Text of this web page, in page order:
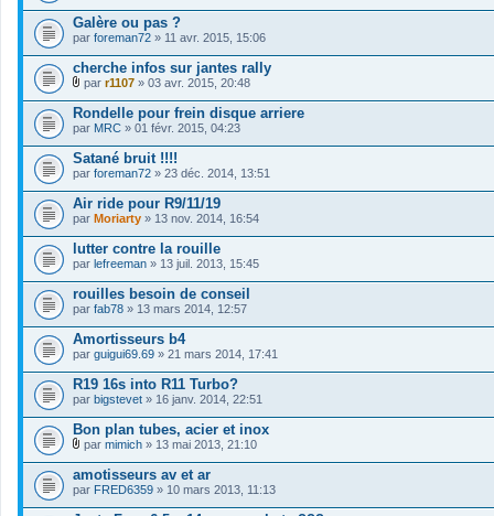
Galère ou pas ?
par foreman72 » 11 avr. 2015, 15:06
cherche infos sur jantes rally
F
i
c
h
i
e
r
s
)
j
o
i
n
t
(
s
par r1107 » 03 avr. 2015, 20:48
Rondelle pour frein disque arriere
par MRC » 01 févr. 2015, 04:23
Satané bruit !!!!
par foreman72 » 23 déc. 2014, 13:51
Air ride pour R9/11/19
par Moriarty » 13 nov. 2014, 16:54
lutter contre la rouille
par lefreeman » 13 juil. 2013, 15:45
rouilles besoin de conseil
par fab78 » 13 mars 2014, 12:57
Amortisseurs b4
par guigui69.69 » 21 mars 2014, 17:41
R19 16s into R11 Turbo?
par bigstevet » 16 janv. 2014, 22:51
Bon plan tubes, acier et inox
F
i
c
h
i
par mimich » 13 mai 2013, 21:10
amotisseurs av et ar
par FRED6359 » 10 mars 2013, 11:13